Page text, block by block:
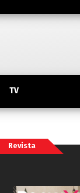
TV
Revista